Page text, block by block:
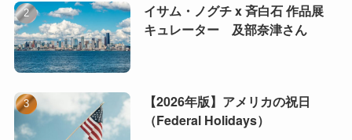
イサム・ノグチ x 斉白石 作品展
キュレーター 及部奈津さん
【2026年版】アメリカの祝日
（Federal Holidays）